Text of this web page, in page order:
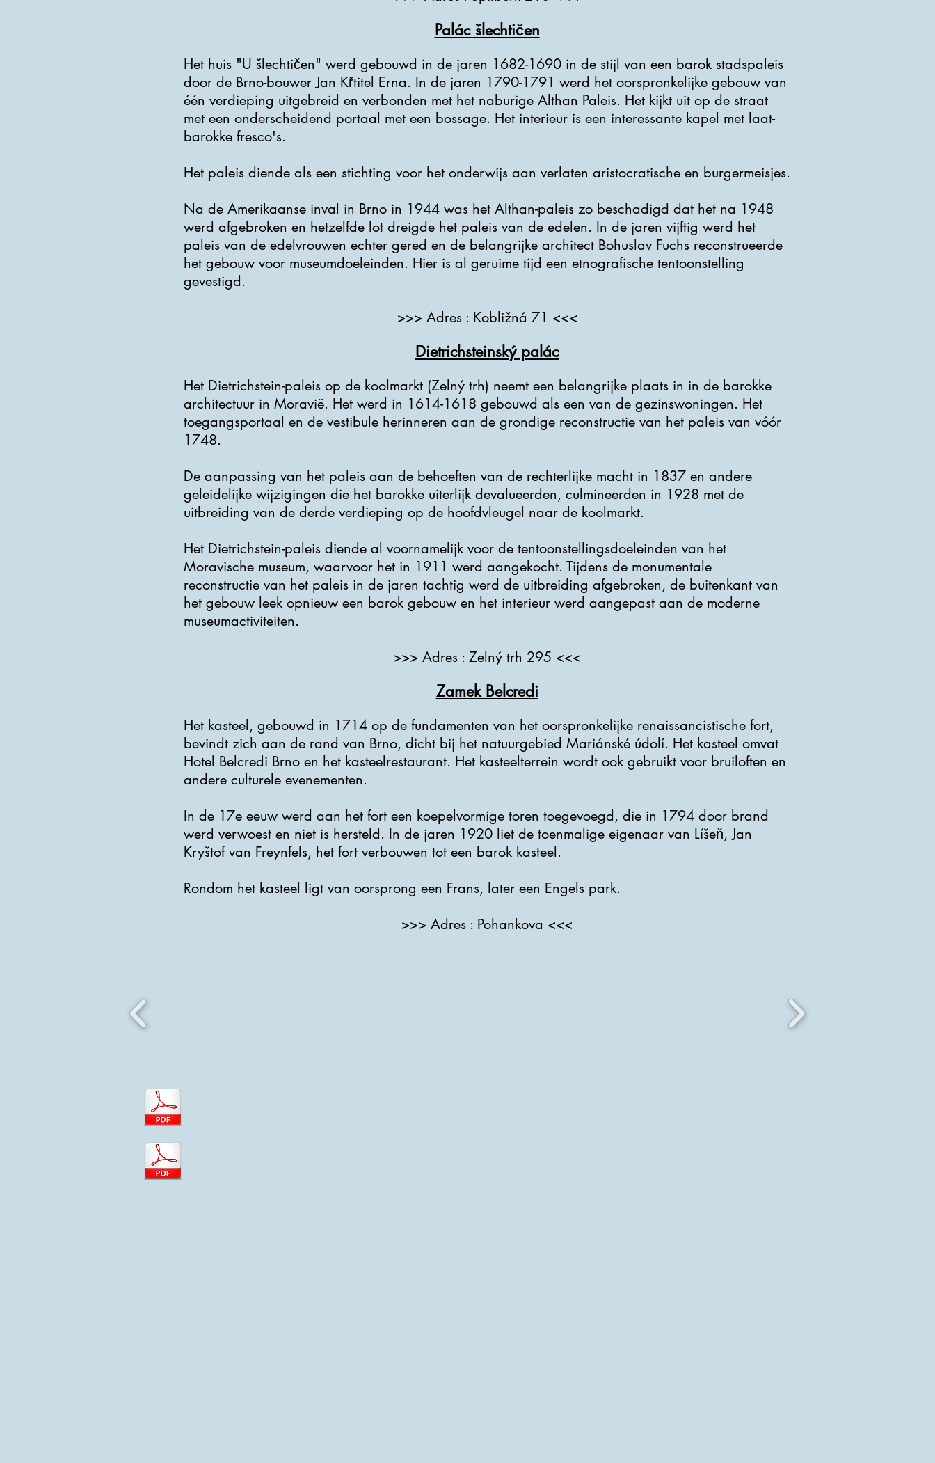
Palác šlechtičen
Het huis "U šlechtičen" werd gebouwd in de jaren 1682-1690 in de stijl van een barok stadspaleis
door de Brno-bouwer Jan Křtitel Erna. In de jaren 1790-1791 werd het oorspronkelijke gebouw van
één verdieping uitgebreid en verbonden met het naburige Althan Paleis. Het kijkt uit op de straat
met een onderscheidend portaal met een bossage. Het interieur is een interessante kapel met laat-
barokke fresco's.
Het paleis diende als een stichting voor het onderwijs aan verlaten aristocratische en burgermeisjes.
Na de Amerikaanse inval in Brno in 1944 was het Althan-paleis zo beschadigd dat het na 1948
werd afgebroken en hetzelfde lot dreigde het paleis van de edelen. In de jaren vijftig werd het
paleis van de edelvrouwen echter gered en de belangrijke architect Bohuslav Fuchs reconstrueerde
het gebouw voor museumdoeleinden. Hier is al geruime tijd een etnografische tentoonstelling
gevestigd.
>>> Adres : Kobližná 71 <<<
Dietrichsteinský palác
Het Dietrichstein-paleis op de koolmarkt (Zelný trh) neemt een belangrijke plaats in in de barokke
architectuur in Moravië. Het werd in 1614-1618 gebouwd als een van de gezinswoningen. Het
toegangsportaal en de vestibule herinneren aan de grondige reconstructie van het paleis van vóór
1748.
De aanpassing van het paleis aan de behoeften van de rechterlijke macht in 1837 en andere
geleidelijke wijzigingen die het barokke uiterlijk devalueerden, culmineerden in 1928 met de
uitbreiding van de derde verdieping op de hoofdvleugel naar de koolmarkt.
Het Dietrichstein-paleis diende al voornamelijk voor de tentoonstellingsdoeleinden van het
Moravische museum, waarvoor het in 1911 werd aangekocht. Tijdens de monumentale
reconstructie van het paleis in de jaren tachtig werd de uitbreiding afgebroken, de buitenkant van
het gebouw leek opnieuw een barok gebouw en het interieur werd aangepast aan de moderne
museumactiviteiten.
>>> Adres : Zelný trh 295 <<<
Zamek Belcredi
Het kasteel, gebouwd in 1714 op de fundamenten van het oorspronkelijke renaissancistische fort,
bevindt zich aan de rand van Brno, dicht bij het natuurgebied Mariánské údolí. Het kasteel omvat
Hotel Belcredi Brno en het kasteelrestaurant. Het kasteelterrein wordt ook gebruikt voor bruiloften en
andere culturele evenementen.
In de 17e eeuw werd aan het fort een koepelvormige toren toegevoegd, die in 1794 door brand
werd verwoest en niet is hersteld. In de jaren 1920 liet de toenmalige eigenaar van Líšeň, Jan
Kryštof van Freynfels, het fort verbouwen tot een barok kasteel.
Rondom het kasteel ligt van oorsprong een Frans, later een Engels park.
>>> Adres : Pohankova <<<